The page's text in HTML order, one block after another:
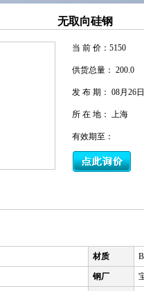
无取向硅钢
当 前 价：5150
供货总量： 200.0
发 布 期： 08月26
所 在 地： 上海
有效期至：
材质
钢厂